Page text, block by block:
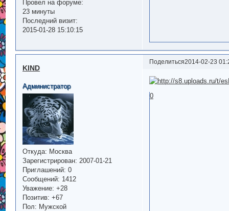
Провел на форуме:
23 минуты
Последний визит:
2015-01-28 15:10:15
Поделиться2014-02-23
KIND
Администратор
Откуда: Москва
Зарегистрирован: 2007-01-21
Приглашений: 0
Сообщений: 1412
Уважение: +28
Позитив: +67
Пол: Мужской
0